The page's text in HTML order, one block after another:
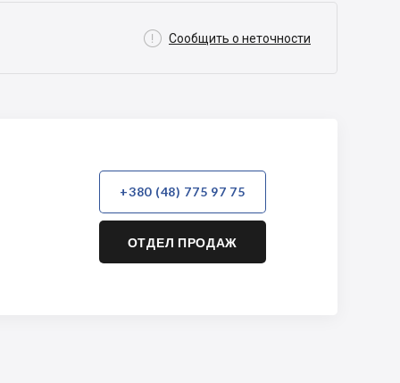
 Сообщить о неточности
+380 (48) 775 97 75
ОТДЕЛ ПРОДАЖ